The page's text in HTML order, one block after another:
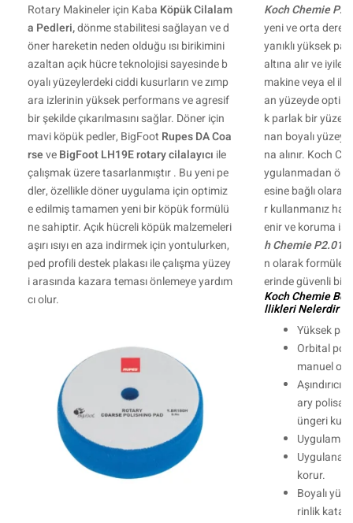
Rotary Makineler için Kaba Köpük Cilalam
a Pedleri,dönme stabilitesi sağlayan ve d
öner hareketin neden olduğu ısı birikimini
azaltan açık hücre teknolojisi sayesinde b
oyalı yüzeylerdeki ciddi kusurların ve zımp
ara izlerinin yüksek performans ve agresif
bir şekilde çıkarılmasını sağlar. Döner için
mavi köpük pedler, BigFoot Rupes DA Coa
rseveBigFoot LH19E rotary cilalayıcı ile
çalışmak üzere tasarlanmıştır . Bu yeni pe
dler, özellikle döner uygulama için optimiz
e edilmiş tamamen yeni bir köpük formülü
ne sahiptir. Açık hücreli köpük malzemeleri
aşırı ısıyı en aza indirmek için yontulurken,
ped profili destek plakası ile çalışma yüzey
i arasında kazara teması önlemeye yardım
cı olur.
Koch Chemie
yeni ve orta
yanıklı yüksek
altına alır ve
makine veya el
an yüzeyde
k parlak bir
nan boyalı
na alınır. Koch
ygulanmadan
esine bağlı
r kullanmanız
enir ve koruma
h Chemie P2.01
n olarak formüle
erinde güvenli bir
Koch Chemie
llikleri Nelerdir ?
Yüksek
Orbital
manuel
ary polisaj
üngeri
Uygulanan
korur.
Boyalı
rinlik katar.